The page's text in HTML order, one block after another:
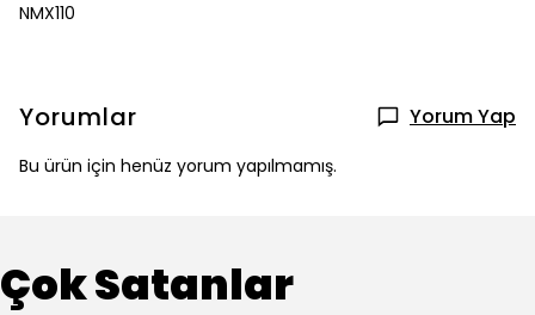
NMX110
Yorumlar Yorum Yap
Bu ürün için henüz yorum yapılmamış.
Çok Satanlar